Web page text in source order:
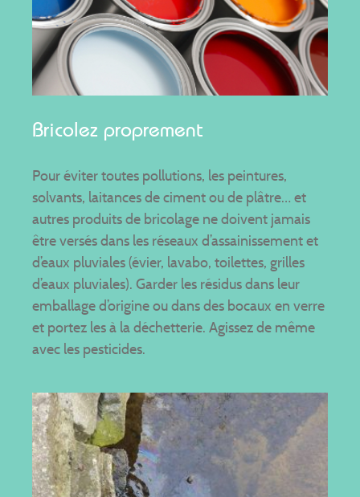
Bricolez proprement
Pour éviter toutes pollutions, les peintures,
solvants, laitances de ciment ou de plâtre… et
autres produits de bricolage ne doivent jamais
être versés dans les réseaux d’assainissement et
d’eaux pluviales (évier, lavabo, toilettes, grilles
d’eaux pluviales). Garder les résidus dans leur
emballage d’origine ou dans des bocaux en verre
et portez les à la déchetterie. Agissez de même
avec les pesticides.